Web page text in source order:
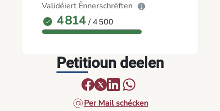
Validéiert Ënnerschrëften
4 814 / 4 500
Petitioun deelen
Per Mail schécken